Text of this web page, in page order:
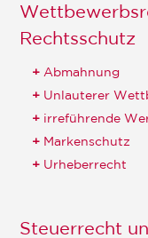
Rechtsschutz
Abmahnung
Unlauterer
irreführende
Markenschutz
Urheberrecht
Steuerrecht